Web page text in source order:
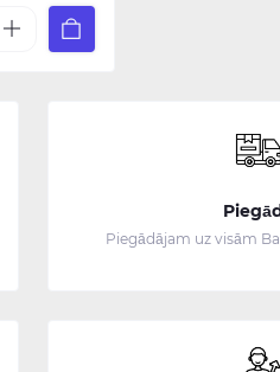
Piegādājam uz visām